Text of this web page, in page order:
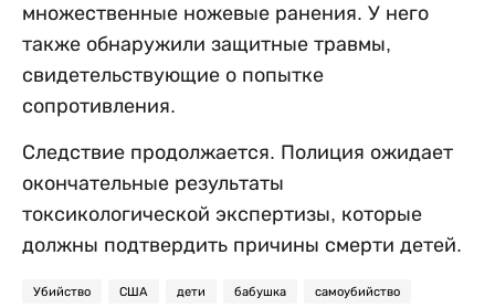
множественные ножевые ранения. У него
также обнаружили защитные травмы,
свидетельствующие о попытке
сопротивления.
Следствие продолжается. Полиция ожидает
окончательные результаты
токсикологической экспертизы, которые
должны подтвердить причины смерти детей.
Убийство США дети бабушка самоубийство